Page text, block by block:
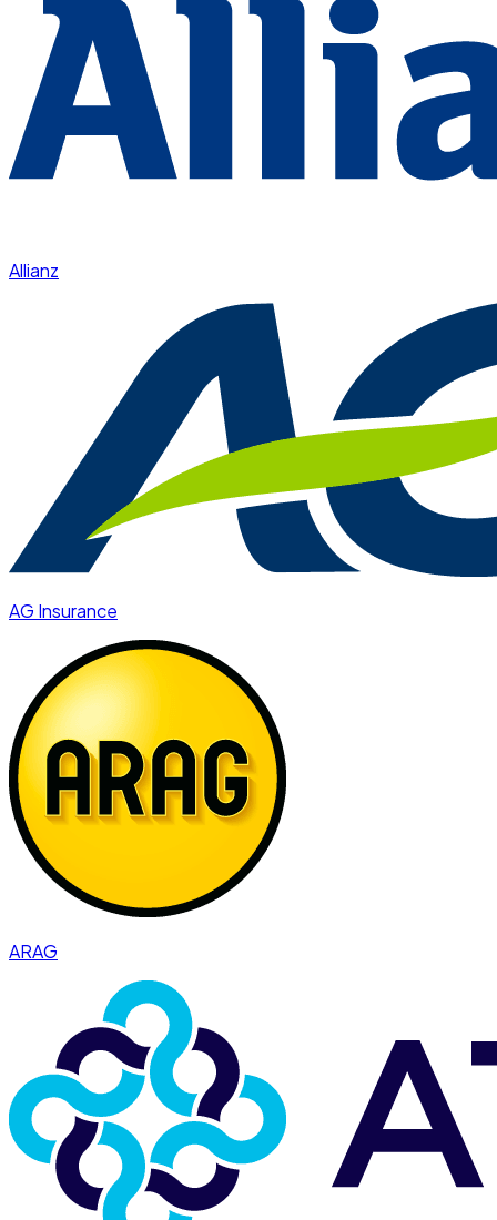
Allianz
AG Insurance
ARAG